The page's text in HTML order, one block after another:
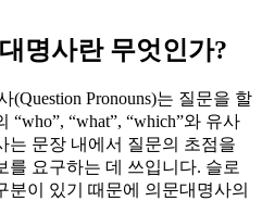
명사란 무엇인가?
Pronouns)는 질문을 할
“what”, “which”와 유사
는 문장 내에서 질문의 초점을
를 요구하는 데 쓰입니다. 슬로
분이 있기 때문에 의문대명사의